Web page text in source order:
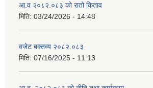
आ.व २०८२.०८३ को रातो किताव
मिति: 03/24/2026 - 14:48
वजेट बक्तव्य २०८२.०८३
मिति: 07/16/2025 - 11:13